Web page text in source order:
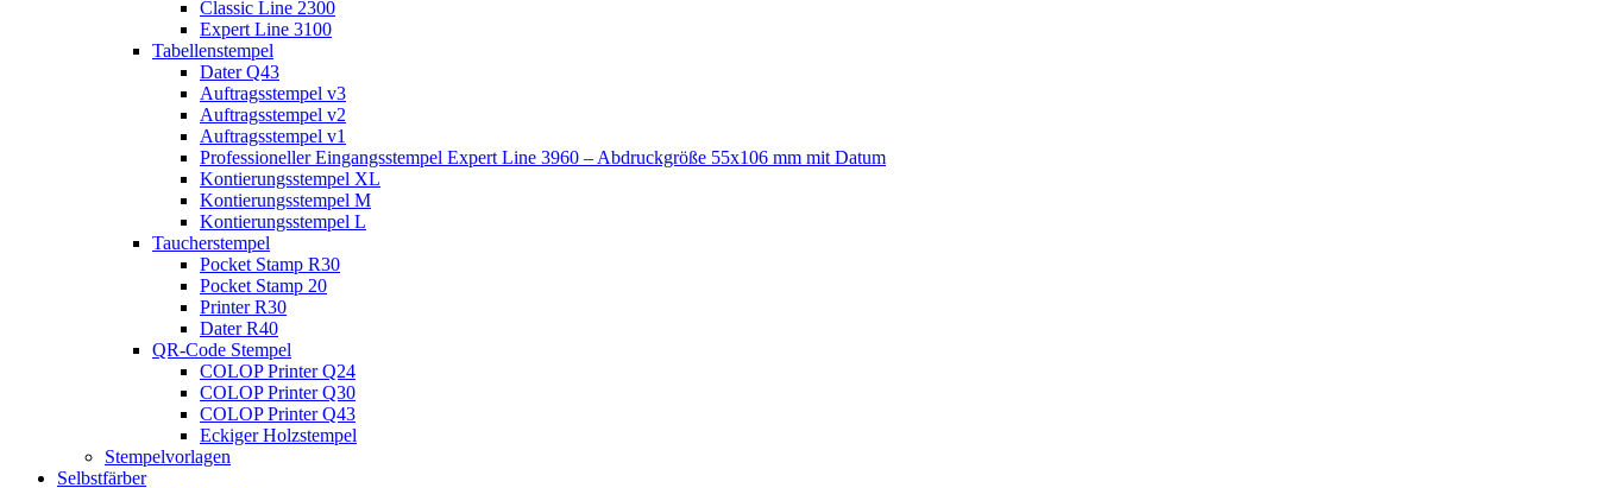
Classic Line 2300
Expert Line 3100
Tabellenstempel
Dater Q43
Auftragsstempel v3
Auftragsstempel v2
Auftragsstempel v1
Professioneller Eingangsstempel Expert Line 3960 – Abdruckgröße 55x106 mm mit Datum
Kontierungsstempel XL
Kontierungsstempel M
Kontierungsstempel L
Taucherstempel
Pocket Stamp R30
Pocket Stamp 20
Printer R30
Dater R40
QR-Code Stempel
COLOP Printer Q24
COLOP Printer Q30
COLOP Printer Q43
Eckiger Holzstempel
Stempelvorlagen
Selbstfärber